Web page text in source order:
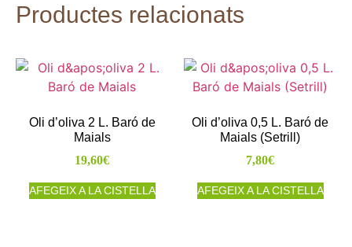
Productes relacionats
Oli d’oliva 2 L. Baró de
Maials
19,60€
AFEGEIX A LA CISTELLA
Oli d’oliva 0,5 L. Baró de
Maials (Setrill)
7,80€
AFEGEIX A LA CISTELLA